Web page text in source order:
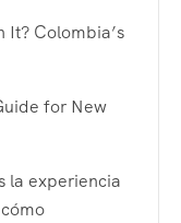
It? Colombia’s
for New
la experiencia